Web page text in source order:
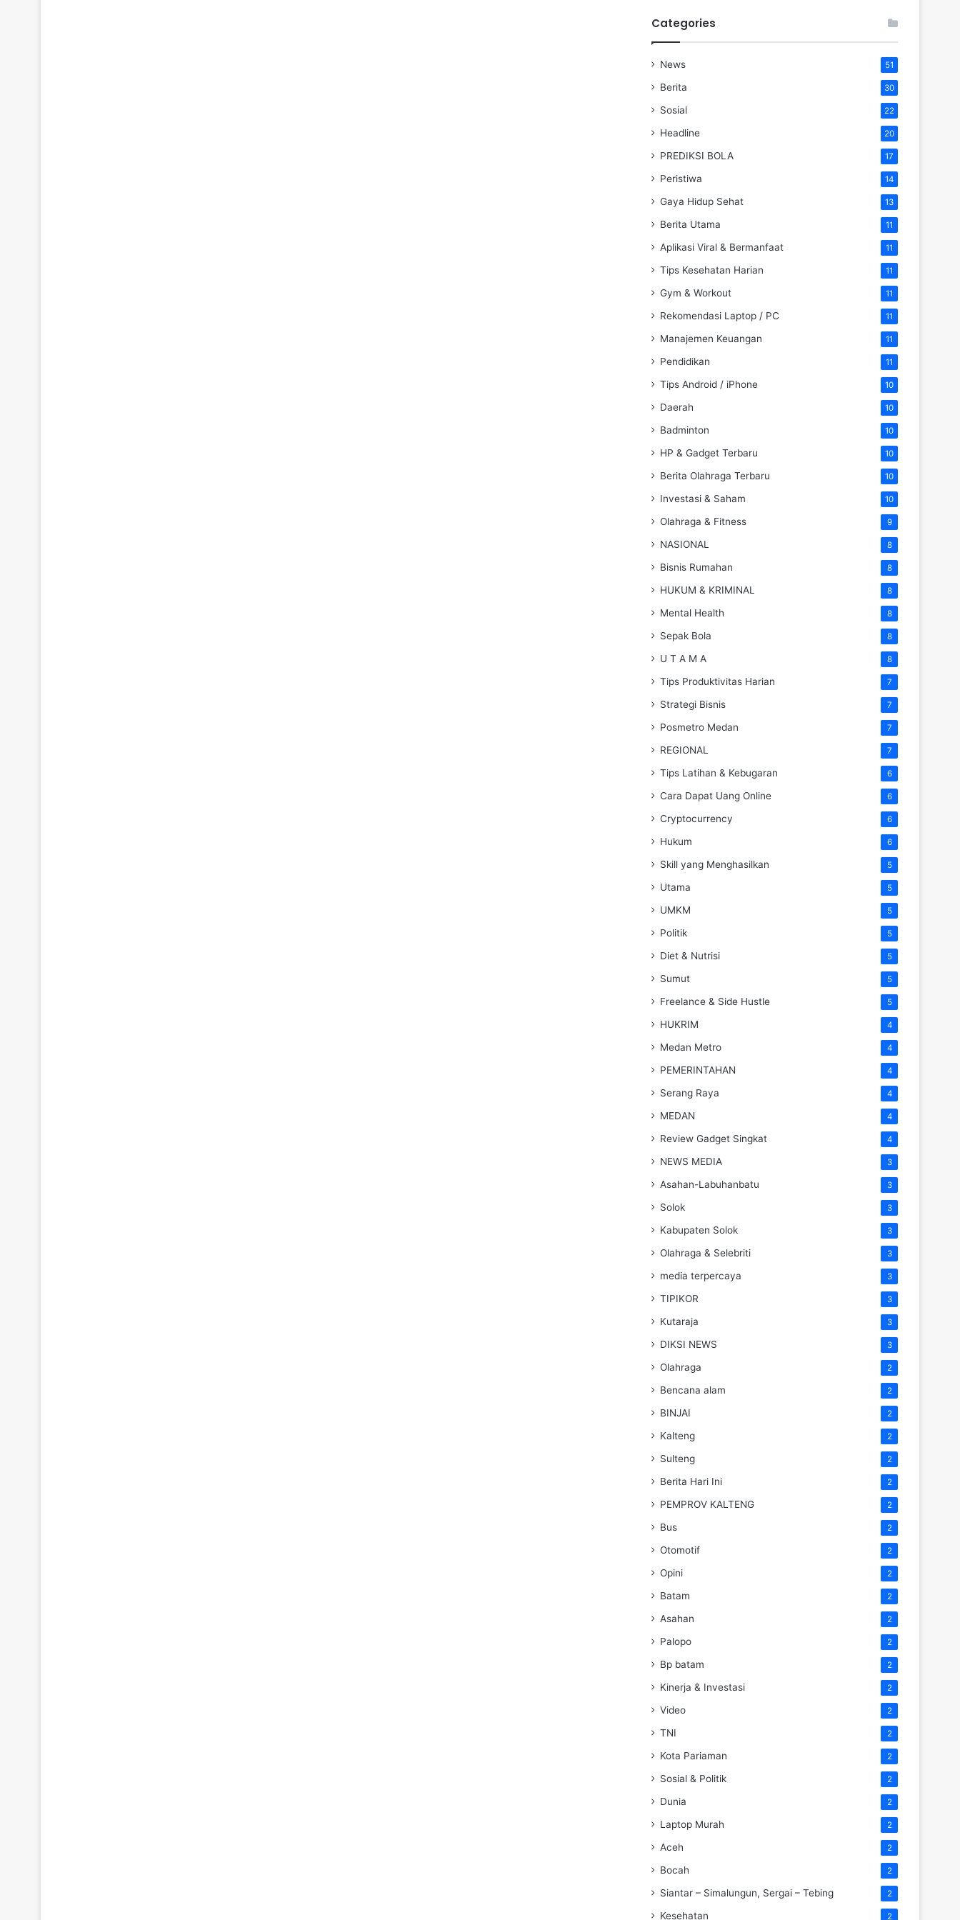
Categories
News 51
Berita 30
Sosial 22
Headline 20
PREDIKSI BOLA 17
Peristiwa 14
Gaya Hidup Sehat 13
Berita Utama 11
Aplikasi Viral & Bermanfaat 11
Tips Kesehatan Harian 11
Gym & Workout 11
Rekomendasi Laptop / PC 11
Manajemen Keuangan 11
Pendidikan 11
Tips Android / iPhone 10
Daerah 10
Badminton 10
HP & Gadget Terbaru 10
Berita Olahraga Terbaru 10
Investasi & Saham 10
Olahraga & Fitness 9
NASIONAL 8
Bisnis Rumahan 8
HUKUM & KRIMINAL 8
Mental Health 8
Sepak Bola 8
U T A M A 8
Tips Produktivitas Harian 7
Strategi Bisnis 7
Posmetro Medan 7
REGIONAL 7
Tips Latihan & Kebugaran 6
Cara Dapat Uang Online 6
Cryptocurrency 6
Hukum 6
Skill yang Menghasilkan 5
Utama 5
UMKM 5
Politik 5
Diet & Nutrisi 5
Sumut 5
Freelance & Side Hustle 5
HUKRIM 4
Medan Metro 4
PEMERINTAHAN 4
Serang Raya 4
MEDAN 4
Review Gadget Singkat 4
NEWS MEDIA 3
Asahan-Labuhanbatu 3
Solok 3
Kabupaten Solok 3
Olahraga & Selebriti 3
media terpercaya 3
TIPIKOR 3
Kutaraja 3
DIKSI NEWS 3
Olahraga 2
Bencana alam 2
BINJAI 2
Kalteng 2
Sulteng 2
Berita Hari Ini 2
PEMPROV KALTENG 2
Bus 2
Otomotif 2
Opini 2
Batam 2
Asahan 2
Palopo 2
Bp batam 2
Kinerja & Investasi 2
Video 2
TNI 2
Kota Pariaman 2
Sosial & Politik 2
Dunia 2
Laptop Murah 2
Aceh 2
Bocah 2
Siantar – Simalungun, Sergai – Tebing 2
Kesehatan 2